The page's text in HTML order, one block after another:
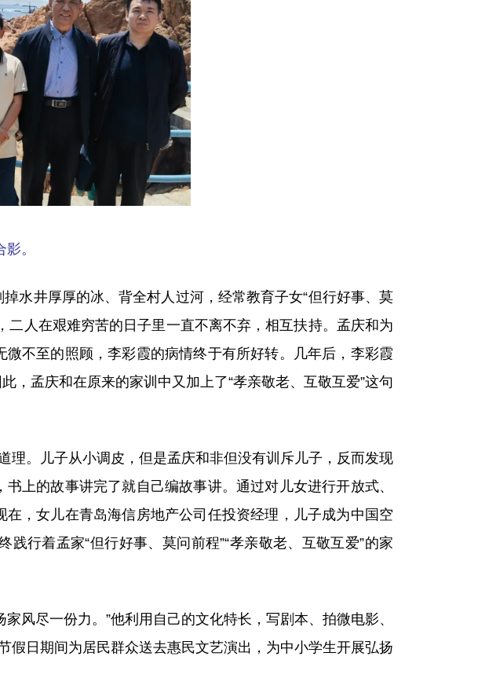
。
井厚厚的冰、背全村人过河，经常教育子女“但行好事、莫
人在艰难穷苦的日子里一直不离不弃，相互扶持。孟庆和为
不至的照顾，李彩霞的病情终于有所好转。几年后，李彩霞
，孟庆和在原来的家训中又加上了“孝亲敬老、互敬互爱”这句
。儿子从小调皮，但是孟庆和非但没有训斥儿子，反而发现
上的故事讲完了就自己编故事讲。通过对儿女进行开放式、
，女儿在青岛海信房地产公司任投资经理，儿子成为中国空
行着孟家“但行好事、莫问前程”“孝亲敬老、互敬互爱”的家
尽一份力。”他利用自己的文化特长，写剧本、拍微电影、
日期间为居民群众送去惠民文艺演出，为中小学生开展弘扬